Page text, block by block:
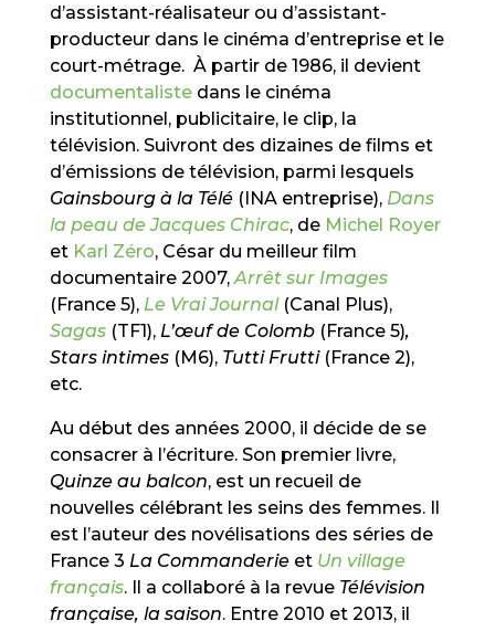
d’assistant-réalisateur ou d’assistant-
producteur dans le cinéma d’entreprise et le
court-métrage. À partir de 1986, il devient
documentalistedans le cinéma
institutionnel, publicitaire, le clip, la
télévision. Suivront des dizaines de films et
d’émissions de télévision, parmi lesquels
Gainsbourg à la Télé(INA entreprise), Dans
la peau de Jacques Chirac, de Michel Royer
et Karl Zéro, César du meilleur film
documentaire 2007, Arrêt sur Images
(France 5), Le Vrai Journal(Canal Plus),
Sagas(TF1), L’œuf de Colomb(France 5),
Stars intimes(M6), Tutti Frutti(France 2),
etc.
Au début des années 2000, il décide de se
consacrer à l’écriture. Son premier livre,
Quinze au balcon, est un recueil de
nouvelles célébrant les seins des femmes. Il
est l’auteur des novélisations des séries de
France 3 La Commanderieet Un village
français. Il a collaboré à la revue Télévision
française, la saison. Entre 2010 et 2013, il